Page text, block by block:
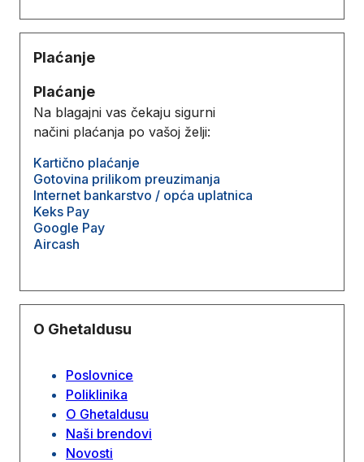
Plaćanje
Plaćanje
Na blagajni vas čekaju sigurni
načini plaćanja po vašoj želji:
Kartično plaćanje
Gotovina prilikom preuzimanja
Internet bankarstvo / opća uplatnica
Keks Pay
Google Pay
Aircash
O Ghetaldusu
Poslovnice
Poliklinika
O Ghetaldusu
Naši brendovi
Novosti